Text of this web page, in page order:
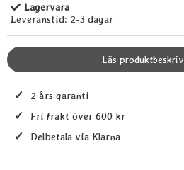
Tillgänglighet:
Lagervara
Leveranstid: 2-3 dagar
Läs
✓ 2 års garanti
✓ Fri frakt över 600 kr
✓ Delbetala via Klarna